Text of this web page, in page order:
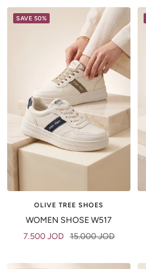
SAVE 50%
OLIVE TREE SHOES
WOMEN SHOSE W517
Sale
7.500 JOD Regular
15.000 JOD